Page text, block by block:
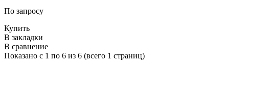
По запросу
Купить
В закладки
В сравнение
Показано с 1 по 6 из 6 (всего 1 страниц)